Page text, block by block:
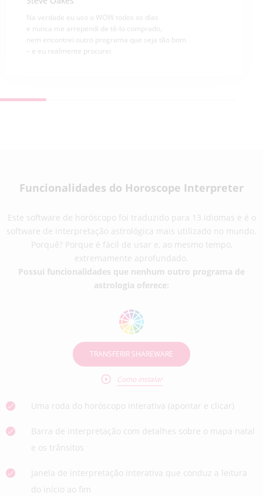
Na verdade eu uso o WOW todos os dias
e nunca me arrependi de tê-lo comprado,
nem encontrei outro programa que seja tão bom
– e eu realmente procurei.
Funcionalidades do Horoscope Interpreter
Este software de horóscopo foi traduzido para 13 idiomas e é o
software de interpretação astrológica mais utilizado no mundo.
Porquê? Porque é fácil de usar e, ao mesmo tempo,
extremamente aprofundado.
Possui funcionalidades que nenhum outro programa de
astrologia oferece:
TRANSFERIR SHAREWARE
Como instalar
Uma roda do horóscopo interativa (apontar e clicar)
Barra de interpretação com detalhes sobre o mapa natal
e os trânsitos
Janela de interpretação interativa que conduz a leitura
do início ao fim